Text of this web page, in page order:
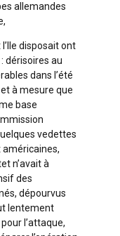
allemandes
disposait ont
dérisoires au
dans l’été
à mesure que
base
vedettes
n’avait à
des
dépourvus
lentement
l’attaque,